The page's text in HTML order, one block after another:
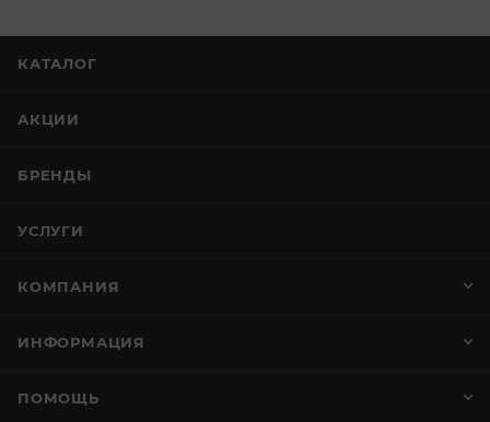
КАТАЛОГ
АКЦИИ
БРЕНДЫ
УСЛУГИ
КОМПАНИЯ
ИНФОРМАЦИЯ
ПОМОЩЬ